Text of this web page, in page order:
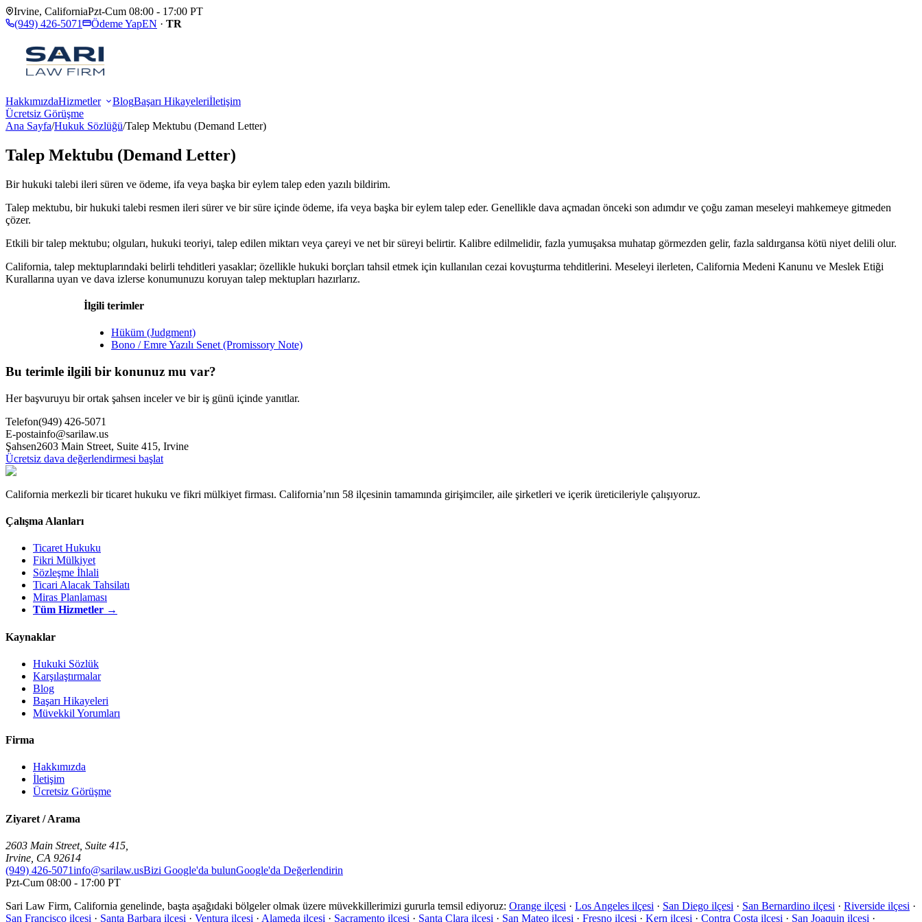
Irvine, CaliforniaPzt-Cum 08:00 - 17:00 PT
(949) 426-5071
Ödeme YapEN · TR
HakkımızdaHizmetler BlogBaşarı Hikayeleriİletişim
Ücretsiz Görüşme
Ana Sayfa/Hukuk Sözlüğü/Talep Mektubu (Demand Letter)
Talep Mektubu (Demand Letter)
Bir hukuki talebi ileri süren ve ödeme, ifa veya başka bir eylem talep eden yazılı bildirim.
Talep mektubu, bir hukuki talebi resmen ileri sürer ve bir süre içinde ödeme, ifa veya başka bir eylem talep eder. Genellikle dava açmadan önceki son adımdır ve çoğu zaman meseleyi mahkemeye gitmeden
çözer.
Etkili bir talep mektubu; olguları, hukuki teoriyi, talep edilen miktarı veya çareyi ve net bir süreyi belirtir. Kalibre edilmelidir, fazla yumuşaksa muhatap görmezden gelir, fazla saldırgansa kötü niyet delili olur.
California, talep mektuplarındaki belirli tehditleri yasaklar; özellikle hukuki borçları tahsil etmek için kullanılan cezai kovuşturma tehditlerini. Meseleyi ilerleten, California Medeni Kanunu ve Meslek Etiği
Kurallarına uyan ve dava izlerse konumunuzu koruyan talep mektupları hazırlarız.
İlgili terimler
Hüküm (Judgment)
Bono / Emre Yazılı Senet (Promissory Note)
Bu terimle ilgili bir konunuz mu var?
Her başvuruyu bir ortak şahsen inceler ve bir iş günü içinde yanıtlar.
Telefon(949) 426-5071
E-postainfo@sarilaw.us
Şahsen2603 Main Street, Suite 415, Irvine
Ücretsiz dava değerlendirmesi başlat
California merkezli bir ticaret hukuku ve fikri mülkiyet firması. California’nın 58 ilçesinin tamamında girişimciler, aile şirketleri ve içerik üreticileriyle çalışıyoruz.
Çalışma Alanları
Ticaret Hukuku
Fikri Mülkiyet
Sözleşme İhlali
Ticari Alacak Tahsilatı
Miras Planlaması
Tüm Hizmetler →
Kaynaklar
Hukuki Sözlük
Karşılaştırmalar
Blog
Başarı Hikayeleri
Müvekkil Yorumları
Firma
Hakkımızda
İletişim
Ücretsiz Görüşme
Ziyaret / Arama
2603 Main Street, Suite 415
Irvine CA 92614
(949) 426-5071info@sarilaw.usBizi Google'da bulunGoogle'da Değerlendirin
Pzt-Cum 08:00 - 17:00 PT
Sari Law Firm, California genelinde, başta aşağıdaki bölgeler olmak üzere müvekkillerimizi gururla temsil ediyoruz: Orange ilçesi · Los Angeles ilçesi · San Diego ilçesi · San Bernardino ilçesi · Riverside ilçesi ·
San Francisco ilçesi · Santa Barbara ilçesi · Ventura ilçesi · Alameda ilçesi · Sacramento ilçesi · Santa Clara ilçesi · San Mateo ilçesi · Fresno ilçesi · Kern ilçesi · Contra Costa ilçesi · San Joaquin ilçesi ·